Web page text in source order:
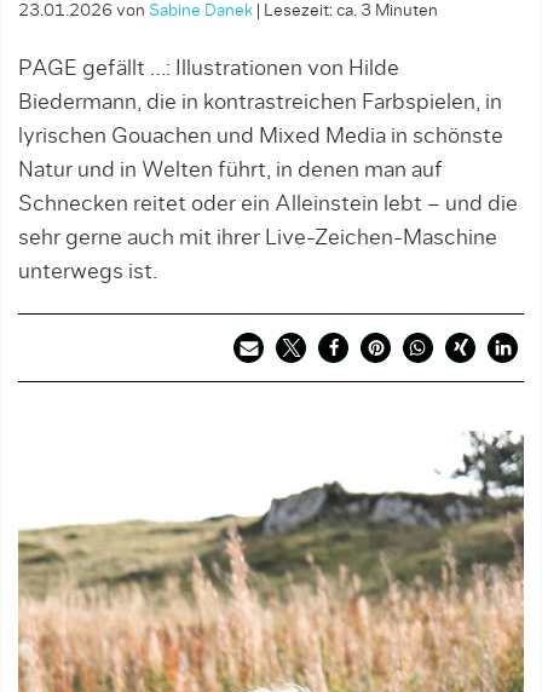
23.01.2026 von Sabine Danek Lesezeit: ca. 3 Minuten
PAGE gefällt …: Illustrationen von Hilde
Biedermann, die in kontrastreichen Farbspielen, in
lyrischen Gouachen und Mixed Media in schönste
Natur und in Welten führt, in denen man auf
Schnecken reitet oder ein Alleinstein lebt – und die
sehr gerne auch mit ihrer Live-Zeichen-Maschine
unterwegs ist.